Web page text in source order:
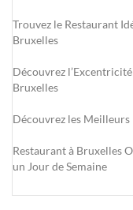
Trouvez le Restaurant
Bruxelles
Découvrez
Bruxelles
Découvrez les Meilleurs
Restaurant à Bruxelles
un Jour de Semaine